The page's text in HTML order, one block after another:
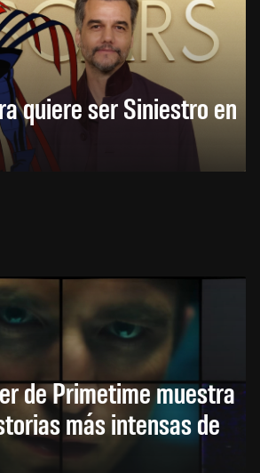
quiere ser Siniestro en
de Primetime muestra
más intensas de